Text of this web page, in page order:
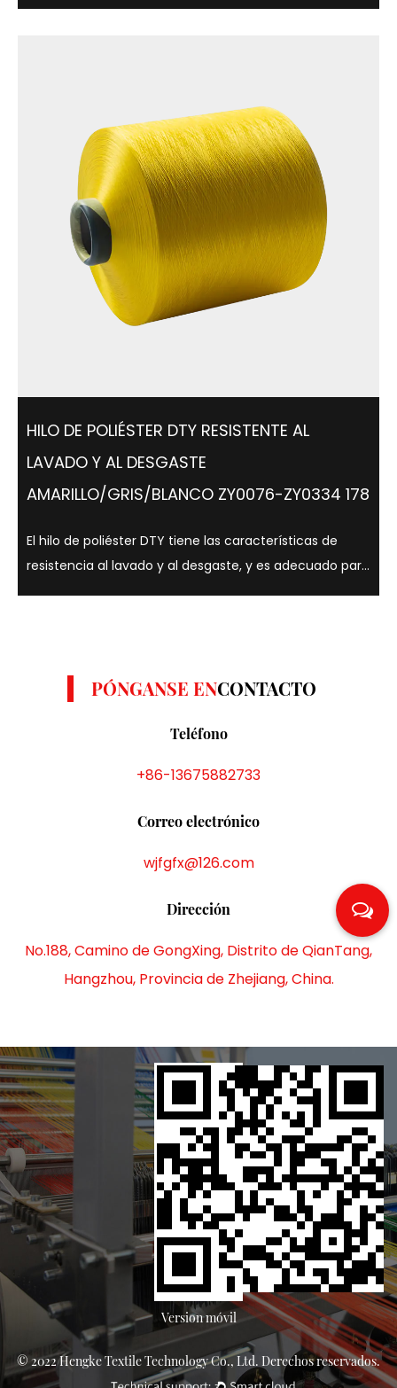
HILO DE POLIÉSTER DTY RESISTENTE AL
LAVADO Y AL DESGASTE
AMARILLO/GRIS/BLANCO ZY0076-ZY0334 178
El hilo de poliéster DTY tiene las características de
resistencia al lavado y al desgaste, y es adecuado para
PÓNGANSE ENCONTACTO
Teléfono
+86-13675882733
Correo electrónico
wjfgfx@126.com
Dirección
No.188, Camino de GongXing, Distrito de QianTang,
Hangzhou, Provincia de Zhejiang, China.
Version móvil
© 2022 Hengke Textile Technology Co., Ltd. Derechos reservados.